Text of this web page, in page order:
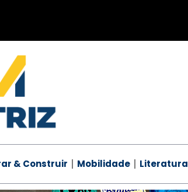
& Construir Mobilidade Literatura